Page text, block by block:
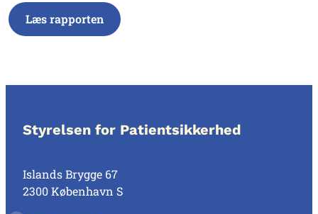
Læs rapporten
Styrelsen for Patientsikkerhed
Islands Brygge 67
2300 København S